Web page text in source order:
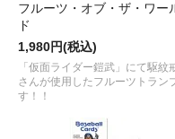
フルーツ・オブ・ザ・ワー
ド
1,980円(税込)
「仮面ライダー鎧武」にて駆紋
さんが使用したフルーツトラン
す！！